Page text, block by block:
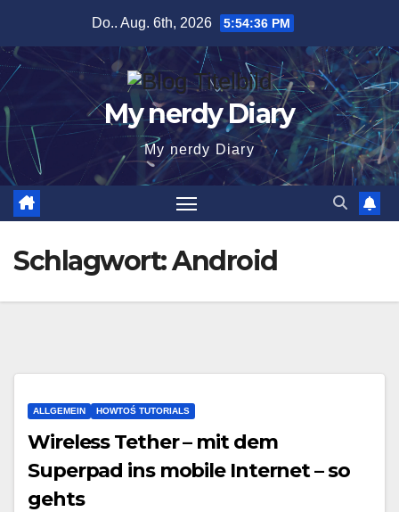
springen
Do.. Aug. 6th, 2026 5:54:36 PM
My nerdy Diary
My nerdy Diary
Schlagwort:Android
ALLGEMEIN HOWTOŚ TUTORIALS
Wireless Tether – mit dem
Superpad ins mobile Internet – so
gehts